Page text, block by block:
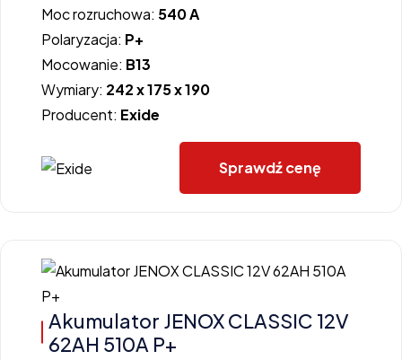
Moc rozruchowa: 540 A
Polaryzacja: P+
Mocowanie: B13
Wymiary: 242 x 175 x 190
Producent: Exide
Sprawdź cenę
Akumulator JENOX CLASSIC 12V
62AH 510A P+